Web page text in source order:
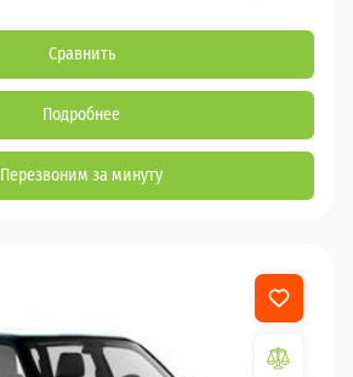
Сравнить
Подробнее
Перезвоним за минуту